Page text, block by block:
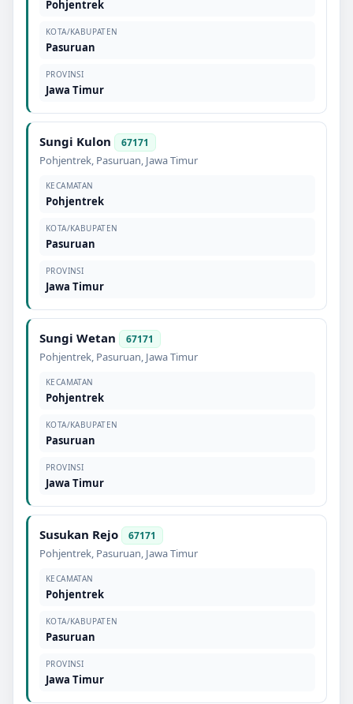
Pohjentrek
KOTA/KABUPATEN
Pasuruan
PROVINSI
Jawa Timur
Sungi Kulon 67171
Pohjentrek, Pasuruan, Jawa Timur
KECAMATAN
Pohjentrek
KOTA/KABUPATEN
Pasuruan
PROVINSI
Jawa Timur
Sungi Wetan 67171
Pohjentrek, Pasuruan, Jawa Timur
KECAMATAN
Pohjentrek
KOTA/KABUPATEN
Pasuruan
PROVINSI
Jawa Timur
Susukan Rejo 67171
Pohjentrek, Pasuruan, Jawa Timur
KECAMATAN
Pohjentrek
KOTA/KABUPATEN
Pasuruan
PROVINSI
Jawa Timur